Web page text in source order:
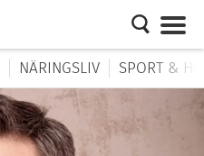
NÄRINGSLIV SPORT &